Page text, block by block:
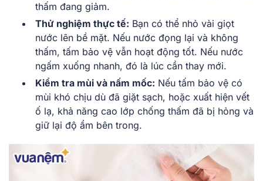
thấm đang giảm.
Thử nghiệm thực tế: Bạn có thể nhỏ vài giọt
nước lên bề mặt. Nếu nước đọng lại và không
thấm, tấm bảo vệ vẫn hoạt động tốt. Nếu nước
ngấm xuống nhanh, đó là lúc cần thay mới.
Kiểm tra mùi và nấm mốc: Nếu tấm bảo vệ có
mùi khó chịu dù đã giặt sạch, hoặc xuất hiện vết
ố lạ, khả năng cao lớp chống thấm đã bị hỏng và
giữ lại độ ẩm bên trong.